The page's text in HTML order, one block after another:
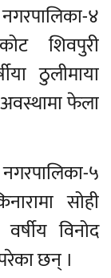
४
शिवपुरी
ठुलीमाया
फेला
५
सोही
विनोद
छन् ।